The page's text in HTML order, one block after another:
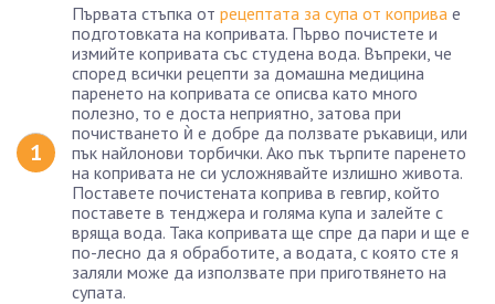
Първата стъпка от рецептата за супа от коприва е
подготовката на копривата. Първо почистете и
измийте копривата със студена вода. Въпреки, че
според всички рецепти за домашна медицина
паренето на копривата се описва като много
полезно, то е доста неприятно, затова при
почистването ѝ е добре да ползвате ръкавици, или
пък найлонови торбички. Ако пък търпите паренето
на копривата не си усложнявайте излишно живота.
Поставете почистената коприва в гевгир, който
поставете в тенджера и голяма купа и залейте с
вряща вода. Така копривата ще спре да пари и ще е
по-лесно да я обработите, а водата, с която сте я
заляли може да използвате при приготвянето на
супата.